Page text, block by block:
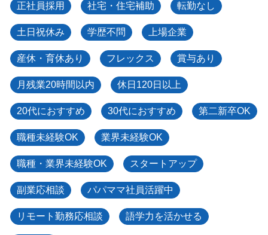
正社員採用 社宅・住宅補助 転勤なし
土日祝休み 学歴不問 上場企業
産休・育休あり フレックス 賞与あり
月残業20時間以内 休日120日以上
20代におすすめ 30代におすすめ 第二新卒OK
職種未経験OK 業界未経験OK
職種・業界未経験OK スタートアップ
副業応相談 パパママ社員活躍中
リモート勤務応相談 語学力を活かせる